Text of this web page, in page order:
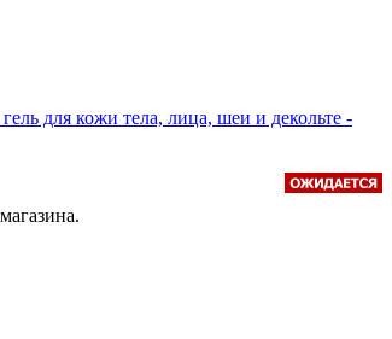
для кожи тела, лица, шеи и декольте -